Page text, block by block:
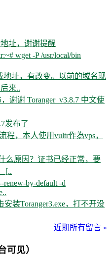
址，谢谢提醒
wget -P /usr/local/bin
地址，有改变。以前的域名现
来..
谢谢 Toranger_v3.8.7 中文使
发布了
程，本人使用vultr作為vps，
么原因？证书已经正常，要
[..
renew-by-default -d
装Toranger3.exe，打不开没
近期所有留言 »
可见）